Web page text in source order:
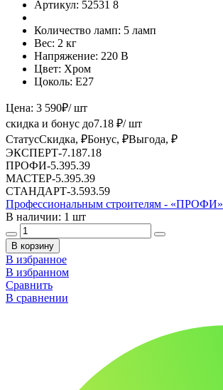
Артикул: 52531 8
Количество ламп: 5 ламп
Вес: 2 кг
Напряжение: 220 В
Цвет: Хром
Цоколь: E27
Цена: 3 590₽/ шт
скидка и бонус до7.18 ₽/ шт
СтатусСкидка, ₽Бонус, ₽Выгода, ₽
ЭКСПЕРТ-7.187.18
ПРОФИ-5.395.39
МАСТЕР-5.395.39
СТАНДАРТ-3.593.59
Профессиональным строителям - «ПРОФИ»
В наличии: 1 шт
В корзину
В избранное
В избранном
Сравнить
В сравнении